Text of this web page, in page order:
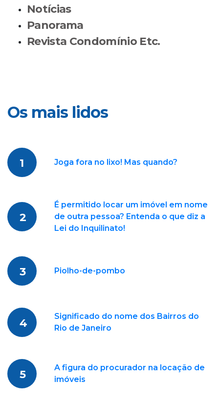
Notícias
Panorama
Revista Condomínio Etc.
Os mais lidos
1 Joga fora no lixo! Mas quando?
2
É permitido locar um imóvel em nome
de outra pessoa? Entenda o que diz a
Lei do Inquilinato!
3 Piolho-de-pombo
4
Significado do nome dos Bairros do
Rio de Janeiro
5
A figura do procurador na locação de
imóveis